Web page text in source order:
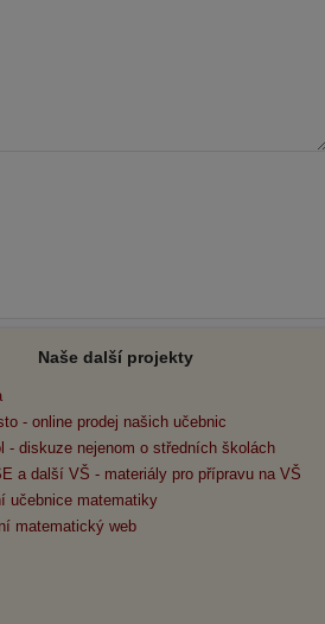
Naše další projekty
- online prodej našich učebnic
- diskuze nejenom o středních školách
a další VŠ - materiály pro přípravu na VŠ
učebnice matematiky
matematický web